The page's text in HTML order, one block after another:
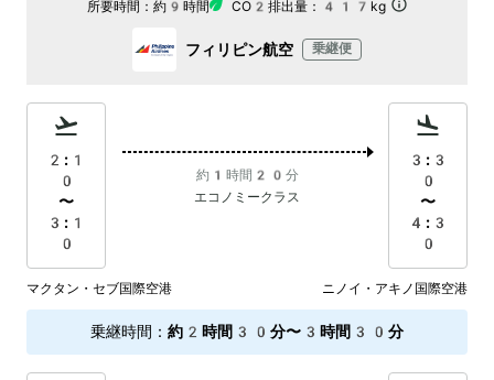
所要時間： 約9時間 CO2排出量： 417kg
フィリピン航空 乗継便
2:1
0
〜
3:1
0
約1時間20分
エコノミークラス
3:3
0
〜
4:3
0
マクタン・セブ国際空港 ニノイ・アキノ国際空港
乗継時間 ： 約2時間30分〜3時間30分